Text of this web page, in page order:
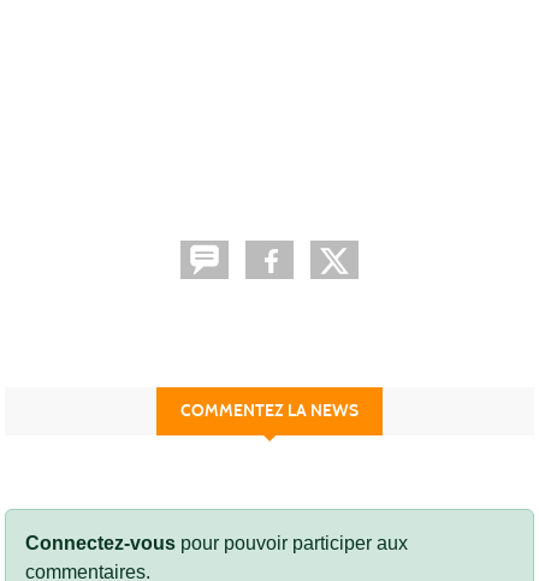
COMMENTEZ LA NEWS
Connectez-vous pour pouvoir participer aux
commentaires.